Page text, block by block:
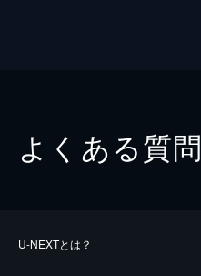
よくある質問
U-NEXTとは？